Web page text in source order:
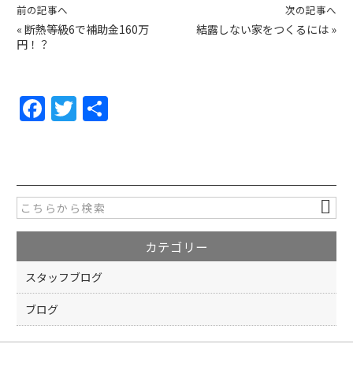
前の記事へ
« 断熱等級6で補助金160万
円！？
次の記事へ
結露しない家をつくるには »
F
a
e
b
o
o
k
T
w
er
カテゴリー
スタッフブログ
ブログ